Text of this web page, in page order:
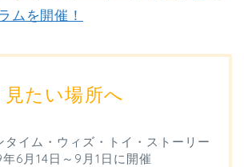
ムを開催！
見たい場所へ
タイム・ウィズ・トイ・ストーリー
6月14日～9月1日に開催